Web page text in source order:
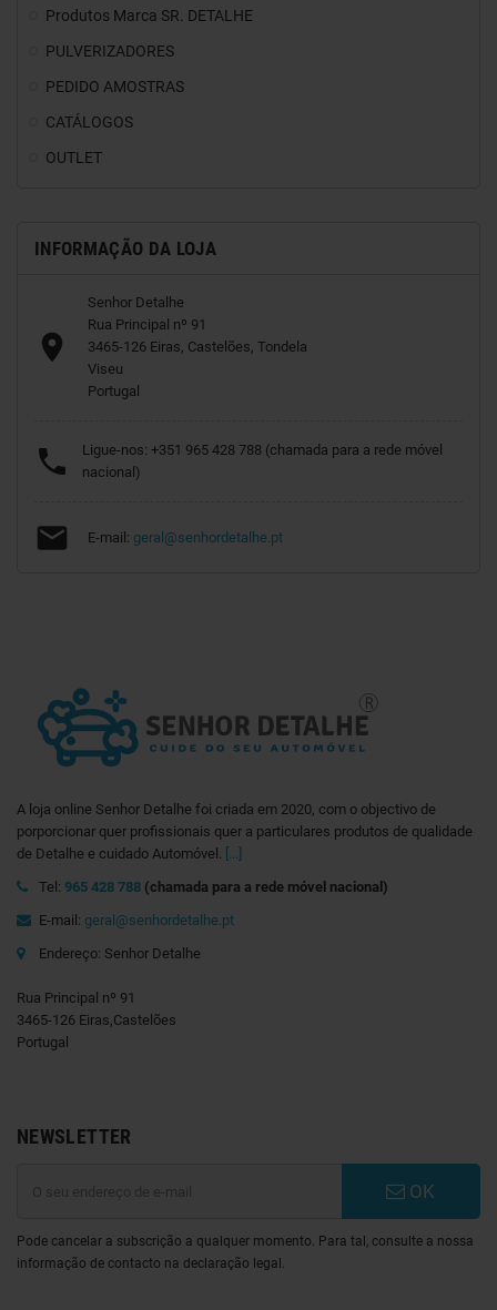
Produtos Marca SR. DETALHE
PULVERIZADORES
PEDIDO AMOSTRAS
CATÁLOGOS
OUTLET
INFORMAÇÃO DA LOJA

Senhor Detalhe
Rua Principal nº 91
3465-126 Eiras, Castelões, Tondela
Viseu
Portugal
 Ligue-nos:+351 965 428 788 (chamada para a rede móvel
nacional)
 E-mail: geral@senhordetalhe.pt
A loja online Senhor Detalhe foi criada em 2020, com o objectivo de
porporcionar quer profissionais quer a particulares produtos de qualidade
de Detalhe e cuidado Automóvel. [...]
Tel: 965 428 788 (chamada para a rede móvel nacional)
E-mail: geral@senhordetalhe.pt
Endereço: Senhor Detalhe
Rua Principal nº 91
3465-126 Eiras,Castelões
Portugal
NEWSLETTER
OK
Pode cancelar a subscrição a qualquer momento. Para tal, consulte a nossa
informação de contacto na declaração legal.